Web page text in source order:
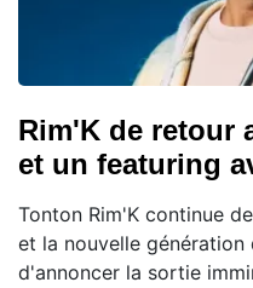
Rim'K de retour
et un featuring
Tonton Rim'K continue
et la nouvelle
d'annoncer la sortie